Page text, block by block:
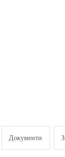
Документи